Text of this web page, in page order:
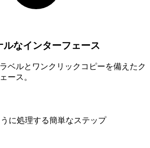
なインターフェース
ベルとワンクリックコピーを備えたク
ース。
に処理する簡単なステップ